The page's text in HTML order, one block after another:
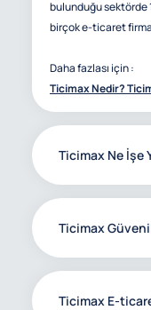
bulunduğu sektörde
birçok e-ticaret
Daha fazlası için :
Ticimax Nedir?
Ticimax Ne İşe
Ticimax
Ticimax E-